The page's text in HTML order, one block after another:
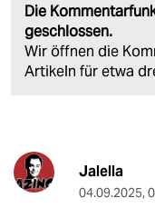
Die
geschlossen.
Wir öffnen die
Artikeln für etwa
Jalella
04.09.2025,